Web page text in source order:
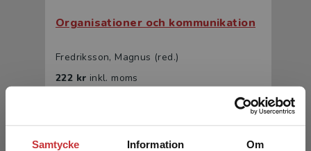
Samtycke Information Om
Organisationer och kommunikation
Fredriksson, Magnus (red.)
222 kr inkl. moms